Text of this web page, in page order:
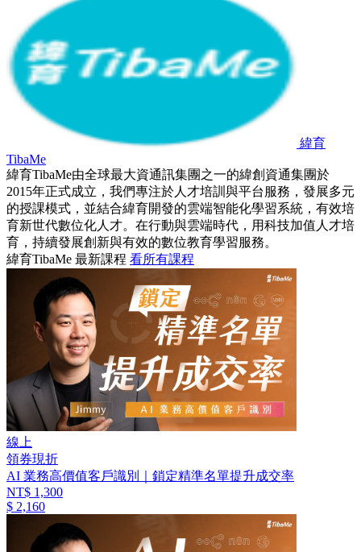
緯育
TibaMe
緯育TibaMe由全球最大資通訊集團之一的緯創資通集團於
2015年正式成立，我們專注於人才培訓與平台服務，發展多元
的授課模式，並結合緯育開發的雲端智能化學習系統，有效培
育新世代數位化人才。在行動與雲端時代，用科技加值人才培
育，持續發展創新與有效的數位教育學習服務。
緯育TibaMe 最新課程 看所有課程
線上
領券現折
AI 業務高價值客戶識別｜鎖定精準名單提升成交率
NT$ 1,300
$ 2,160